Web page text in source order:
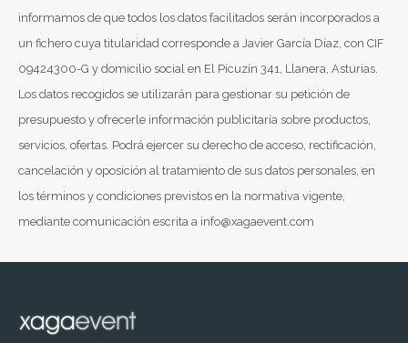
informamos de que todos los datos facilitados serán incorporados a
un fichero cuya titularidad corresponde a Javier García Díaz, con CIF
09424300-G y domicilio social en El Picuzín 341, Llanera, Asturias.
Los datos recogidos se utilizarán para gestionar su petición de
presupuesto y ofrecerle información publicitaría sobre productos,
servicios, ofertas. Podrá ejercer su derecho de acceso, rectificación,
cancelación y oposición al tratamiento de sus datos personales, en
los términos y condiciones previstos en la normativa vigente,
mediante comunicación escrita a info@xagaevent.com